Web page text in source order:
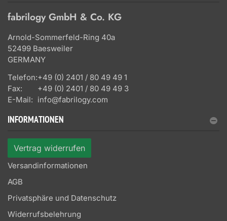
fabrilogy GmbH & Co. KG
Arnold-Sommerfeld-Ring 40a
52499 Baesweiler
GERMANY
Telefon:+49 (0) 2401 / 80 49 49 1
Fax:
+49 (0) 2401 / 80 49 49 3
E-Mail: info@fabrilogy.com
INFORMATIONEN
Vertrag widerrufen
Versandinformationen
AGB
Privatsphäre und Datenschutz
Widerrufsbelehrung